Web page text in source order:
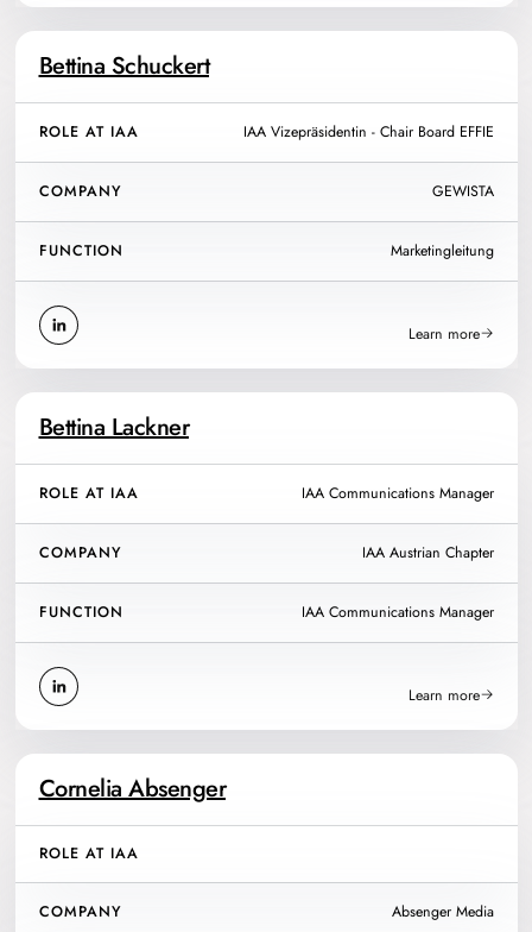
Bettina Schuckert
ROLE AT IAA IAA Vizepräsidentin - Chair Board EFFIE
COMPANY GEWISTA
FUNCTION Marketingleitung
Learn more
Bettina Lackner
ROLE AT IAA IAA Communications Manager
COMPANY IAA Austrian Chapter
FUNCTION IAA Communications Manager
Learn more
Cornelia Absenger
ROLE AT IAA
COMPANY Absenger Media